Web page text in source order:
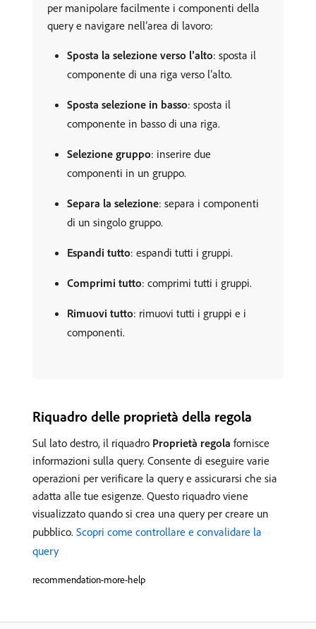
per manipolare facilmente i componenti della
query e navigare nell’area di lavoro:
Sposta la selezione verso l’alto: sposta il
componente di una riga verso l’alto.
Sposta selezione in basso: sposta il
componente in basso di una riga.
Selezione gruppo: inserire due
componenti in un gruppo.
Separa la selezione: separa i componenti
di un singolo gruppo.
Espandi tutto: espandi tutti i gruppi.
Comprimi tutto: comprimi tutti i gruppi.
Rimuovi tutto: rimuovi tutti i gruppi e i
componenti.
Riquadro delle proprietà della regola
Sul lato destro, il riquadro Proprietà regola fornisce
informazioni sulla query. Consente di eseguire varie
operazioni per verificare la query e assicurarsi che sia
adatta alle tue esigenze. Questo riquadro viene
visualizzato quando si crea una query per creare un
pubblico. Scopri come controllare e convalidare la
query
recommendation-more-help